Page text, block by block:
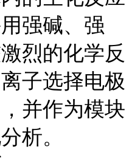
强碱、强
烈的化学反
子选择电极
并作为模块
析。